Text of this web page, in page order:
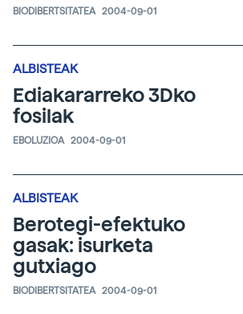
BIODIBERTSITATEA 2004-09-01
ALBISTEAK
Ediakararreko 3Dko
fosilak
EBOLUZIOA 2004-09-01
ALBISTEAK
Berotegi-efektuko
gasak: isurketa
gutxiago
BIODIBERTSITATEA 2004-09-01